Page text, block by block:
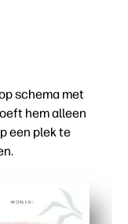
schema met
hem alleen
een plek te
hoeft alleen maar
secties